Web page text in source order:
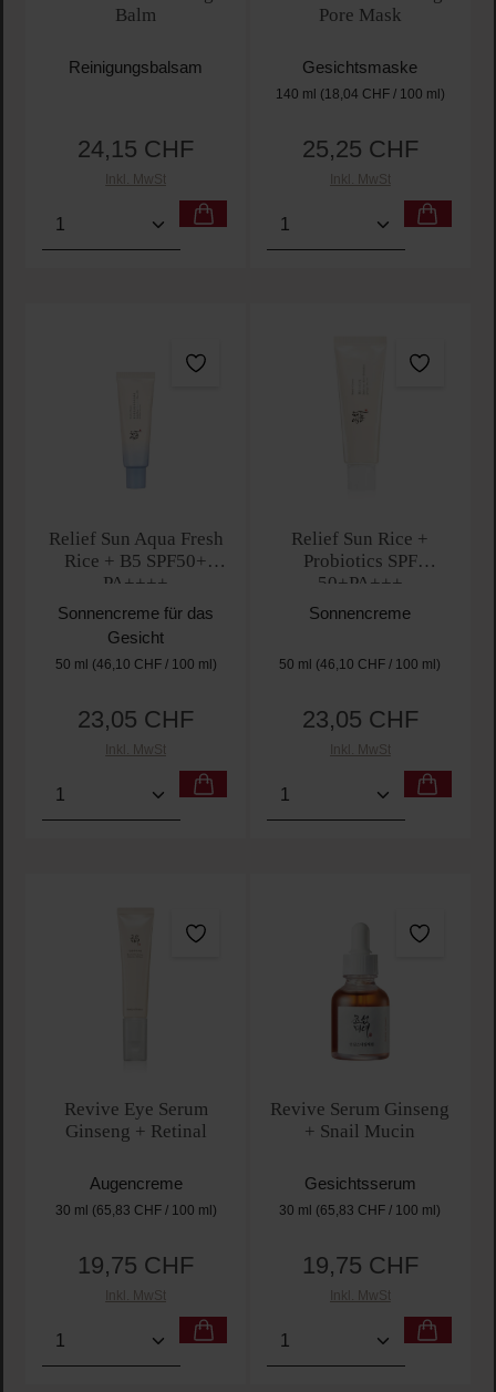
Balm
Reinigungsbalsam
Regulärer Preis:
24,15 CHF
Inkl. MwSt
Produkt Anzahl: Gib den gewünschten Wert ein
Pore Mask
Gesichtsmaske
140 ml (18,04 CHF / 100 ml)
Regulärer Preis:
25,25 CHF
Inkl. MwSt
Produkt Anzahl: Gib
Relief Sun Aqua Fresh
Rice + B5 SPF50+
PA++++
Sonnencreme für das
Gesicht
50 ml (46,10 CHF / 100 ml)
Regulärer Preis:
23,05 CHF
Inkl. MwSt
Produkt Anzahl: Gib den gewünschten Wert ein
Relief Sun Rice +
Probiotics SPF
50+PA+++
Sonnencreme
50 ml (46,10 CHF / 100 ml)
Regulärer Preis:
23,05 CHF
Inkl. MwSt
Produkt Anzahl: Gib
Revive Eye Serum
Ginseng + Retinal
Augencreme
30 ml (65,83 CHF / 100 ml)
Regulärer Preis:
19,75 CHF
Inkl. MwSt
Produkt Anzahl: Gib den gewünschten Wert ein
Revive Serum Ginseng
+ Snail Mucin
Gesichtsserum
30 ml (65,83 CHF / 100 ml)
Regulärer Preis:
19,75 CHF
Inkl. MwSt
Produkt Anzahl: Gib